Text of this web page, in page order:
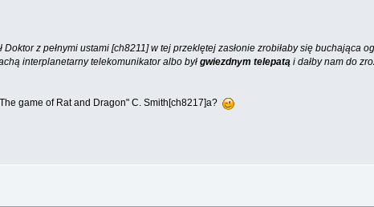
z pełnymi ustami [ch8211] w tej przeklętej zasłonie zrobiłaby się buchająca
interplanetarny telekomunikator albo był gwiezdnym telepatąi dałby nam do
game of Rat and Dragon" C. Smith[ch8217]a?